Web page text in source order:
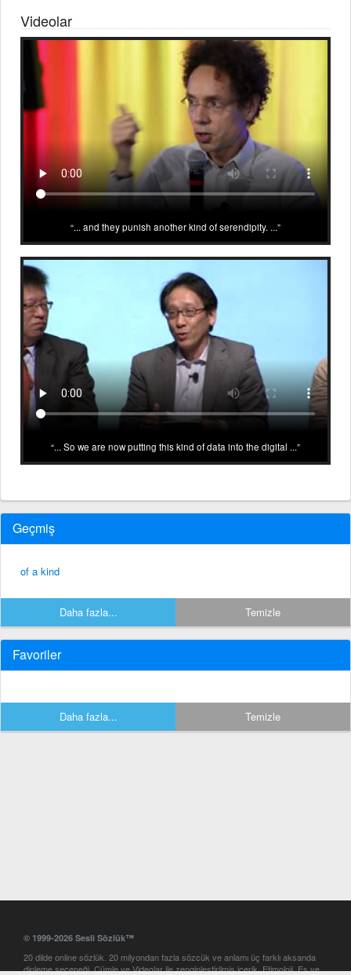
Videolar
... and they punish another kind of serendipity. ...
... So we are now putting this kind of data into the digital ...
Geçmiş
of a kind
Daha fazla... Temizle
Favoriler
Daha fazla... Temizle
© 1999-2026 Sesli Sözlük™
20 dilde online sözlük. 20 milyondan fazla sözcük ve anlamı üç farklı aksanda
dinleme seçeneği. Cümle ve Videolar ile zenginleştirilmiş içerik. Etimoloji, Eş ve